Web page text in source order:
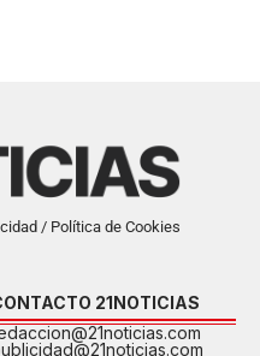
/ Política de Cookies
21NOTICIAS